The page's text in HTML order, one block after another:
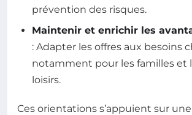
prévention des risques.
Maintenir et enrichir les
: Adapter les offres aux besoins
notamment pour les familles et
loisirs.
Ces orientations s’appuient sur